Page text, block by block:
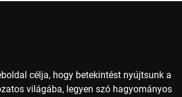
célja, hogy betekintést nyújtsunk a
világába, legyen szó hagyományos